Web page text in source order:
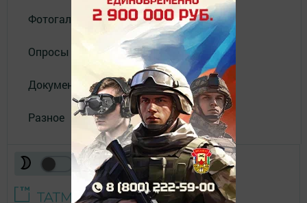
Фотогалереи
Опросы
Документы
Разное